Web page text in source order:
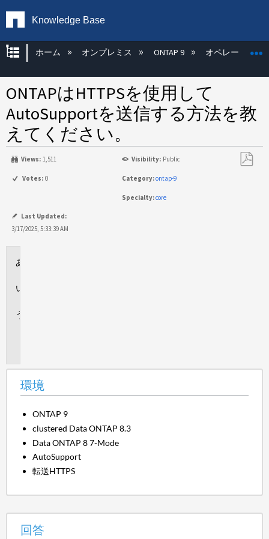
Knowledge Base
グローバル階層を展開/折りたたむ
ホーム オンプレミス ONTAP 9 オペレーティン
ONTAPはHTTPSを使用して
AutoSupportを送信する方法を教
えてください。
Views: 1,511 Visibility: Public
Votes: 0 Category:ontap-9
Specialty:core
Last Updated:
3/17/2025, 5:33:39 AM
環境
ONTAP 9
clustered Data ONTAP 8.3
Data ONTAP 8 7-Mode
AutoSupport
転送HTTPS
回答